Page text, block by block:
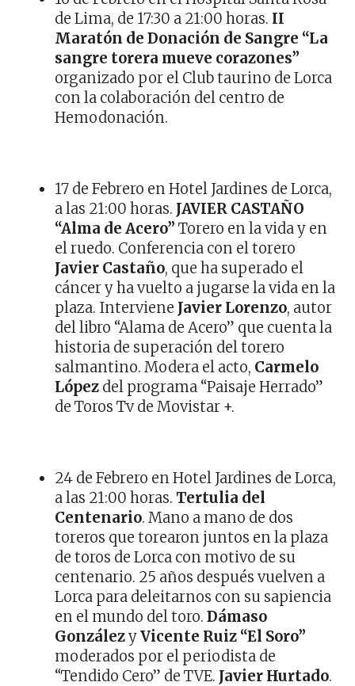
de Lima, de 17:30 a 21:00 horas. II
Maratón de Donación de Sangre “La
sangre torera mueve corazones”
organizado por el Club taurino de Lorca
con la colaboración del centro de
Hemodonación.
17 de Febrero en Hotel Jardines de Lorca,
a las 21:00 horas. JAVIER CASTAÑO
“Alma de Acero” Torero en la vida y en
el ruedo. Conferencia con el torero
Javier Castaño, que ha superado el
cáncer y ha vuelto a jugarse la vida en la
plaza. Interviene Javier Lorenzo, autor
del libro “Alama de Acero” que cuenta la
historia de superación del torero
salmantino. Modera el acto, Carmelo
Lópezdel programa “Paisaje Herrado”
de Toros Tv de Movistar +.
24 de Febrero en Hotel Jardines de Lorca,
a las 21:00 horas. Tertulia del
Centenario. Mano a mano de dos
toreros que torearon juntos en la plaza
de toros de Lorca con motivo de su
centenario. 25 años después vuelven a
Lorca para deleitarnos con su sapiencia
en el mundo del toro. Dámaso
GonzálezyVicente Ruiz “El Soro”
moderados por el periodista de
“Tendido Cero” de TVE. Javier Hurtado.